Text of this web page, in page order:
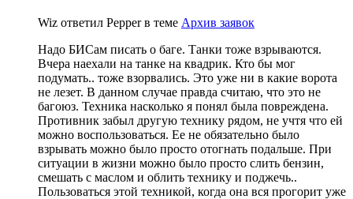
Wiz ответил Pepper в теме Архив заявок
Надо БИСам писать о баге. Танки тоже взрываются.
Вчера наехали на танке на квадрик. Кто бы мог
подумать.. тоже взорвались. Это уже ни в какие ворота
не лезет. В данном случае правда считаю, что это не
багоюз. Техника насколько я понял была повреждена.
Противник забыл другую технику рядом, не учтя что ей
можно воспользоваться. Ее не обязательно было
взрывать можно было просто отогнать подальше. При
ситуации в жизни можно было просто слить бензин,
смешать с маслом и облить технику и поджечь..
Пользоваться этой техникой, когда она вся прогорит уже